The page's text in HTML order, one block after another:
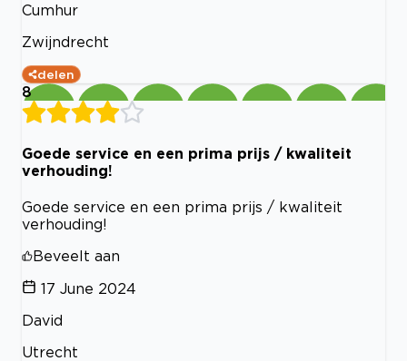
Cumhur
Zwijndrecht
delen
8
Goede service en een prima prijs / kwaliteit
verhouding!
Goede service en een prima prijs / kwaliteit
verhouding!
Beveelt aan
17 June 2024
David
Utrecht